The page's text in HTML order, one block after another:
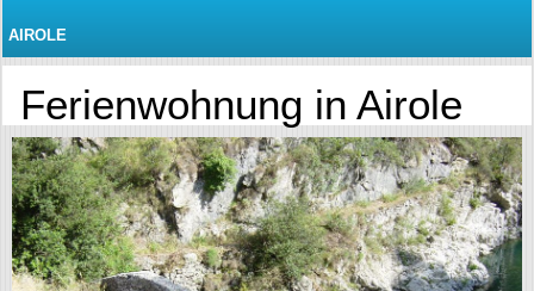
AIROLE
Ferienwohnung in Airole